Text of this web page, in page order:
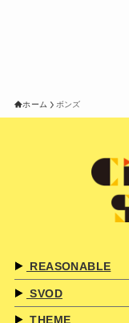
ホーム ボンズ
REASONABLE
SVOD
THEME